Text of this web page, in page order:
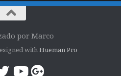
por Marco
withHueman Pro